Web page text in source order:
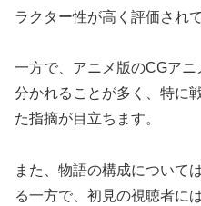
ラクター性が高く評価され
一方で、アニメ版のCGア
分かれることが多く、特に
た指摘が目立ちます。
また、物語の構成について
る一方で、初見の視聴者に